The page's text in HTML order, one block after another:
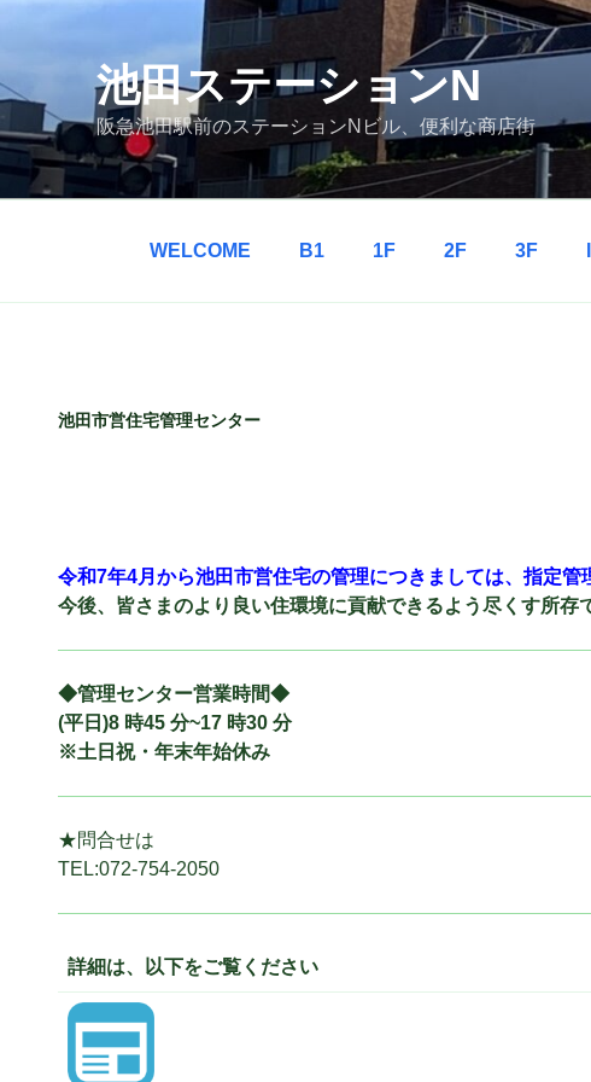
ン
ツ
へ
池田ステーションN
阪急池田駅前のステーションNビル、便利な商店街
WELCOME B1 1F 2F 3F
池田市営住宅管理センター
令和7年4月から池田市営住宅の管理につきましては、指定
今後、皆さまのより良い住環境に貢献できるよう尽くす所存
◆管理センター営業時間◆
(平日)8 時45 分~17 時30 分
※土日祝・年末年始休み
★問合せは
TEL:072-754-2050
詳細は、以下をご覧ください